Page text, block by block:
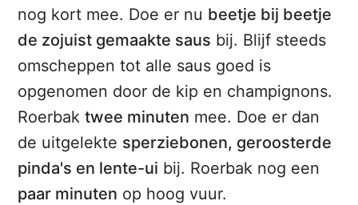
nog kort mee. Doe er nu beetje bij beetje
de zojuist gemaakte saus bij. Blijf steeds
omscheppen tot alle saus goed is
opgenomen door de kip en champignons.
Roerbaktwee minuten mee. Doe er dan
de uitgelekte sperziebonen, geroosterde
pinda's en lente-ui bij. Roerbak nog een
paar minuten op hoog vuur.